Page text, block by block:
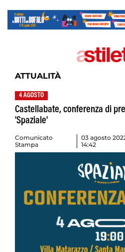
ATTUALITÀ
4 AGOSTO
Castellabate, conferenza di
'Spaziale'
Comunicato
Stampa
03 agosto
14:42